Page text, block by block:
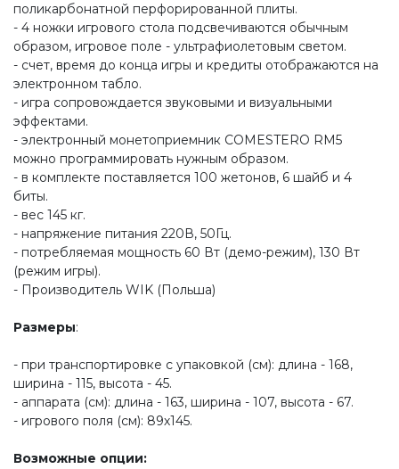
поликарбонатной перфорированной плиты.
- 4 ножки игрового стола подсвечиваются обычным
образом, игровое поле - ультрафиолетовым светом.
- счет, время до конца игры и кредиты отображаются на
электронном табло.
- игра сопровождается звуковыми и визуальными
эффектами.
- электронный монетоприемник COMESTERO RM5
можно программировать нужным образом.
- в комплекте поставляется 100 жетонов, 6 шайб и 4
биты.
- вес 145 кг.
- напряжение питания 220В, 50Гц.
- потребляемая мощность 60 Вт (демо-режим), 130 Вт
(режим игры).
- Производитель WIK (Польша)
Размеры:
- при транспортировке с упаковкой (см): длина - 168,
ширина - 115, высота - 45.
- аппарата (см): длина - 163, ширина - 107, высота - 67.
- игрового поля (см): 89х145.
Возможные опции: